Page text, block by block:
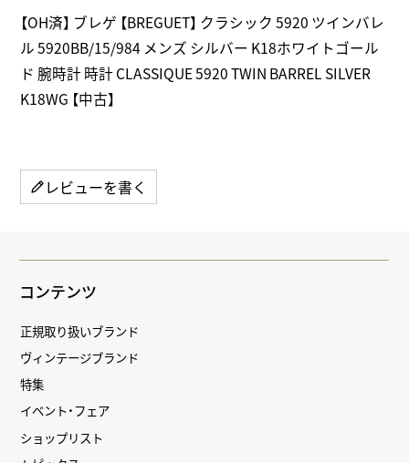
【OH済】 ブレゲ 【BREGUET】 クラシック 5920 ツインバレ
ル 5920BB/15/984 メンズ シルバー K18ホワイトゴール
ド 腕時計 時計 CLASSIQUE 5920 TWIN BARREL SILVER
K18WG 【中古】
レビューを書く
コンテンツ
正規取り扱いブランド
ヴィンテージブランド
特集
イベント・フェア
ショップリスト